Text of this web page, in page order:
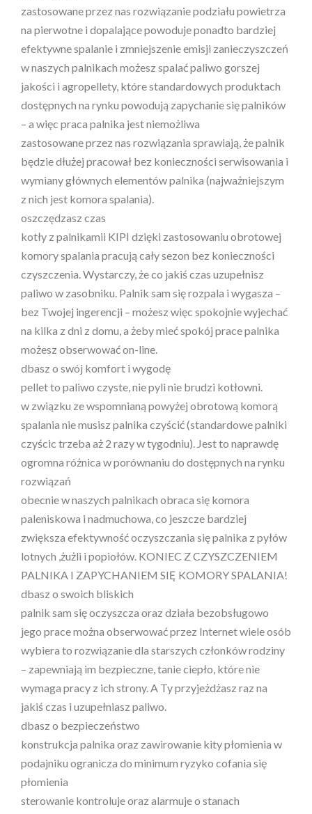
zastosowane przez nas rozwiązanie podziału powietrza
na pierwotne i dopalające powoduje ponadto bardziej
efektywne spalanie i zmniejszenie emisji zanieczyszczeń
w naszych palnikach możesz spalać paliwo gorszej
jakości i agropellety, które standardowych produktach
dostępnych na rynku powodują zapychanie się palników
– a więc praca palnika jest niemożliwa
zastosowane przez nas rozwiązania sprawiają, że palnik
będzie dłużej pracował bez konieczności serwisowania i
wymiany głównych elementów palnika (najważniejszym
z nich jest komora spalania).
oszczędzasz czas
kotły z palnikamii KIPI dzięki zastosowaniu obrotowej
komory spalania pracują cały sezon bez konieczności
czyszczenia. Wystarczy, że co jakiś czas uzupełnisz
paliwo w zasobniku. Palnik sam się rozpala i wygasza –
bez Twojej ingerencji – możesz więc spokojnie wyjechać
na kilka z dni z domu, a żeby mieć spokój prace palnika
możesz obserwować on-line.
dbasz o swój komfort i wygodę
pellet to paliwo czyste, nie pyli nie brudzi kotłowni.
w związku ze wspomnianą powyżej obrotową komorą
spalania nie musisz palnika czyścić (standardowe palniki
czyścic trzeba aż 2 razy w tygodniu). Jest to naprawdę
ogromna różnica w porównaniu do dostępnych na rynku
rozwiązań
obecnie w naszych palnikach obraca się komora
paleniskowa i nadmuchowa, co jeszcze bardziej
zwiększa efektywność oczyszczania się palnika z pyłów
lotnych ,żużli i popiołów. KONIEC Z CZYSZCZENIEM
PALNIKA I ZAPYCHANIEM SIĘ KOMORY SPALANIA!
dbasz o swoich bliskich
palnik sam się oczyszcza oraz działa bezobsługowo
jego prace można obserwować przez Internet wiele osób
wybiera to rozwiązanie dla starszych członków rodziny
– zapewniają im bezpieczne, tanie ciepło, które nie
wymaga pracy z ich strony. A Ty przyjeżdżasz raz na
jakiś czas i uzupełniasz paliwo.
dbasz o bezpieczeństwo
konstrukcja palnika oraz zawirowanie kity płomienia w
podajniku ogranicza do minimum ryzyko cofania się
płomienia
sterowanie kontroluje oraz alarmuje o stanach